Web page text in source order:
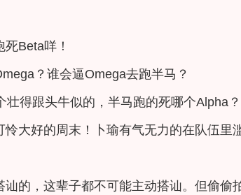
Beta咩！
？谁会逼Omega去跑半马？
得跟头牛似的，半马跑的死哪个Alpha？
大好的周末！卜瑜有气无力的在队伍
讪的，这辈子都不可能主动搭讪。但偷